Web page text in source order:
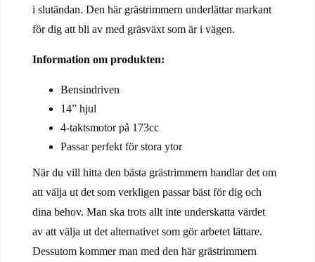
i slutändan. Den här grästrimmern underlättar markant
för dig att bli av med gräsväxt som är i vägen.
Information om produkten:
Bensindriven
14” hjul
4-taktsmotor på 173cc
Passar perfekt för stora ytor
När du vill hitta den bästa grästrimmern handlar det om
att välja ut det som verkligen passar bäst för dig och
dina behov. Man ska trots allt inte underskatta värdet
av att välja ut det alternativet som gör arbetet lättare.
Dessutom kommer man med den här grästrimmern